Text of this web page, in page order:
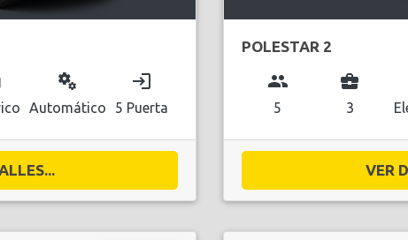
miscellaneous_services
Automático
login
5 Puerta
POLESTAR 2
group
5
business_center
3
VER